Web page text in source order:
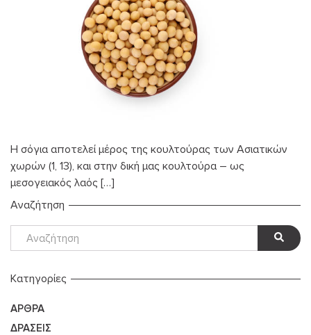
Η σόγια αποτελεί μέρος της κουλτούρας των Ασιατικών
χωρών (1, 13), και στην δική μας κουλτούρα – ως
μεσογειακός λαός […]
Αναζήτηση
Kατηγορίες
ΆΡΘΡΑ
ΔΡΆΣΕΙΣ